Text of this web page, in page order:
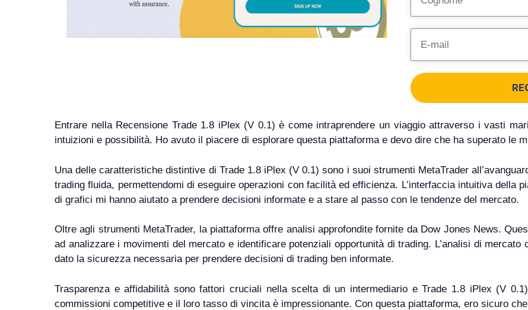
Entrare nella Recensione Trade 1.8 iPlex (V 0.1) è come intraprendere un viaggio attraverso i vasti
intuizioni e possibilità. Ho avuto il piacere di esplorare questa piattaforma e devo dire che ha superato le
Una delle caratteristiche distintive di Trade 1.8 iPlex (V 0.1) sono i suoi strumenti MetaTrader
trading fluida, permettendomi di eseguire operazioni con facilità ed efficienza. L’interfaccia intuitiva della
di grafici mi hanno aiutato a prendere decisioni informate e a stare al passo con le tendenze del mercato.
Oltre agli strumenti MetaTrader, la piattaforma offre analisi approfondite fornite da Dow Jones News.
ad analizzare i movimenti del mercato e identificare potenziali opportunità di trading. L’analisi di
dato la sicurezza necessaria per prendere decisioni di trading ben informate.
Trasparenza e affidabilità sono fattori cruciali nella scelta di un intermediario e Trade 1.8 iPlex (V
commissioni competitive e il loro tasso di vincita è impressionante. Con questa piattaforma, ero sicuro